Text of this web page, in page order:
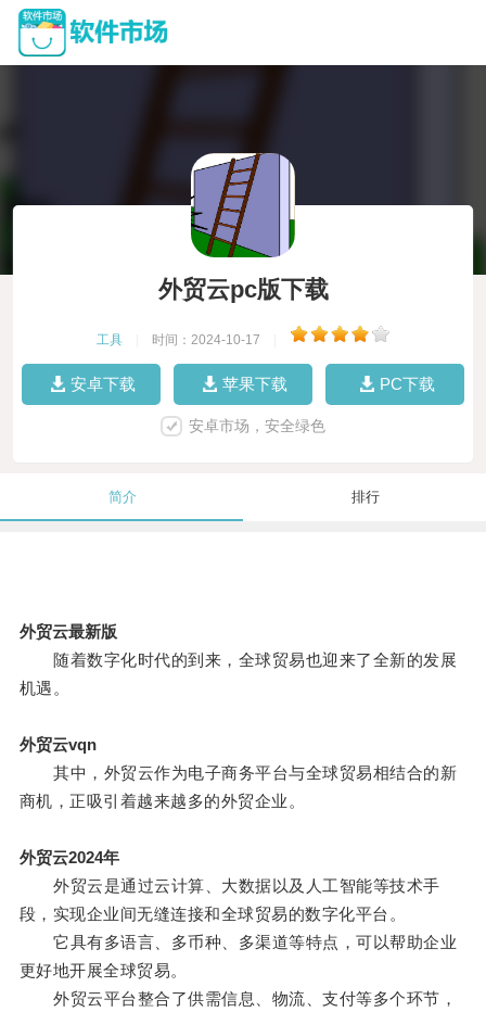
外贸云pc版下载
工具 时间：2024-10-17
安卓下载 苹果下载 PC下载
安卓市场，安全绿色
简介 排行
外贸云最新版
随着数字化时代的到来，全球贸易也迎来了全新的发展
机遇。
外贸云vqn
其中，外贸云作为电子商务平台与全球贸易相结合的新
商机，正吸引着越来越多的外贸企业。
外贸云2024年
外贸云是通过云计算、大数据以及人工智能等技术手
段，实现企业间无缝连接和全球贸易的数字化平台。
它具有多语言、多币种、多渠道等特点，可以帮助企业
更好地开展全球贸易。
外贸云平台整合了供需信息、物流、支付等多个环节，